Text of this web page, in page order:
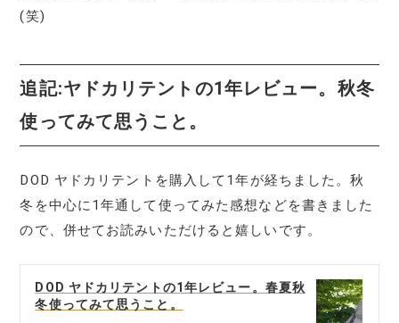
(笑)
追記:ヤドカリテントの1年レビュー。秋冬
使ってみて思うこと。
DOD ヤドカリテントを購入して1年が経ちました。秋
冬を中心に1年通して使ってみた感想などを書きました
ので、併せてお読みいただけると嬉しいです。
DOD ヤドカリテントの1年レビュー。春夏秋
冬使ってみて思うこと。